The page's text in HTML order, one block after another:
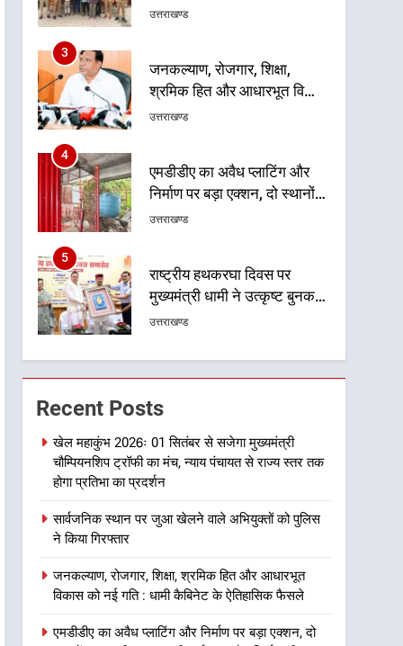
गिरफ्तार
उत्तराखण्ड
3
जनकल्याण, रोजगार, शिक्षा,
श्रमिक हित और आधारभूत विकास
को नई गति : धामी कैबिनेट के
उत्तराखण्ड
4
एमडीडीए का अवैध प्लाटिंग और
निर्माण पर बड़ा एक्शन, दो स्थानों
पर ध्वस्तीकरण, मसूरी मार्ग पर
उत्तराखण्ड
5
राष्ट्रीय हथकरघा दिवस पर
मुख्यमंत्री धामी ने उत्कृष्ट बुनकरों
और हस्तशिल्प कारीगरों को किया
उत्तराखण्ड
6
उत्तराखंड कांग्रेस में बड़ा
संगठनात्मक फेरबदल, नई
कार्यकारिणी और समितियों का
गठन
7
मुख्यमंत्री धामी बोले- युवाओं को
प्राथमिकता, आने वाले महीनों में
उत्तराखण्ड
दिल्ली-देहरादून आर्थिक कॉरिडोर
से जुड़ी 12 किमी ग्रीनफील्ड
बाईपास परियोजना का डीएम ने
उत्तराखण्ड
Recent Posts
खेल महाकुंभ 2026ः 01 सितंबर से सजेगा मुख्यमंत्री
चौम्पियनशिप ट्रॉफी का मंच, न्याय पंचायत से राज्य स्तर तक
होगा प्रतिभा का प्रदर्शन
सार्वजनिक स्थान पर जुआ खेलने वाले अभियुक्तों को पुलिस
ने किया गिरफ्तार
जनकल्याण, रोजगार, शिक्षा, श्रमिक हित और आधारभूत
विकास को नई गति : धामी कैबिनेट के ऐतिहासिक फैसले
एमडीडीए का अवैध प्लाटिंग और निर्माण पर बड़ा एक्शन, दो